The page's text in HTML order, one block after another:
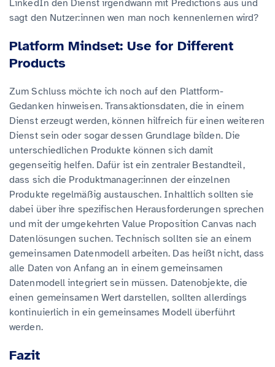
LinkedIn den Dienst irgendwann mit Predictions aus und
sagt den Nutzer:innen wen man noch kennenlernen wird?
Platform Mindset: Use for Different
Products
Zum Schluss möchte ich noch auf den Plattform-
Gedanken hinweisen. Transaktionsdaten, die in einem
Dienst erzeugt werden, können hilfreich für einen weiteren
Dienst sein oder sogar dessen Grundlage bilden. Die
unterschiedlichen Produkte können sich damit
gegenseitig helfen. Dafür ist ein zentraler Bestandteil,
dass sich die Produktmanager:innen der einzelnen
Produkte regelmäßig austauschen. Inhaltlich sollten sie
dabei über ihre spezifischen Herausforderungen sprechen
und mit der umgekehrten Value Proposition Canvas nach
Datenlösungen suchen. Technisch sollten sie an einem
gemeinsamen Datenmodell arbeiten. Das heißt nicht, dass
alle Daten von Anfang an in einem gemeinsamen
Datenmodell integriert sein müssen. Datenobjekte, die
einen gemeinsamen Wert darstellen, sollten allerdings
kontinuierlich in ein gemeinsames Modell überführt
werden.
Fazit